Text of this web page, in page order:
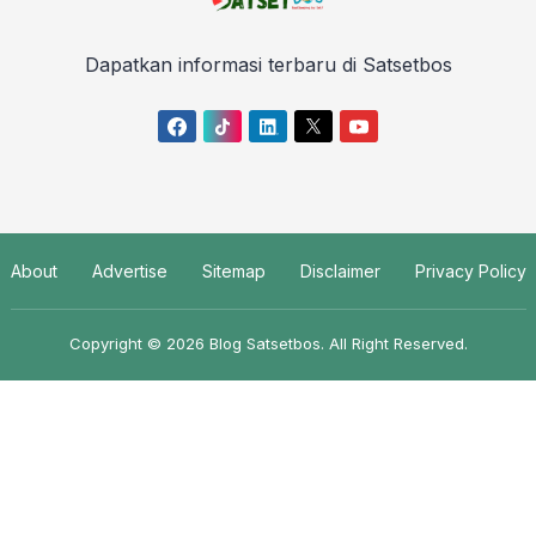
Dapatkan informasi terbaru di Satsetbos
About Advertise Sitemap Disclaimer Privacy Policy
Copyright © 2026 Blog Satsetbos. All Right Reserved.